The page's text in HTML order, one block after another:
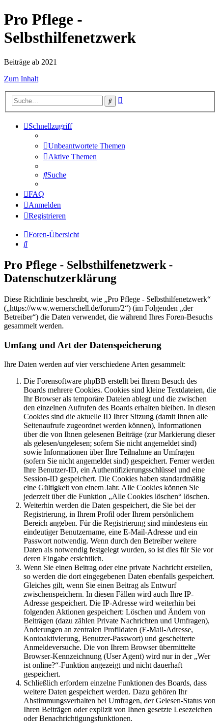
Pro Pflege -
Selbsthilfenetzwerk
Beiträge ab 2021
Zum Inhalt
Suche
Schnellzugriff
Unbeantwortete Themen
Aktive Themen
Suche
FAQ
Anmelden
Registrieren
Foren-Übersicht
Suche
Pro Pflege - Selbsthilfenetzwerk -
Datenschutzerklärung
Diese Richtlinie beschreibt, wie „Pro Pflege - Selbsthilfenetzwerk“
(„https://www.wernerschell.de/forum/2“) (im Folgenden „der
Betreiber“) die Daten verwendet, die während Ihres Foren-Besuchs
gesammelt werden.
Umfang und Art der Datenspeicherung
Ihre Daten werden auf vier verschiedene Arten gesammelt:
Die Forensoftware phpBB erstellt bei Ihrem Besuch des
Boards mehrere Cookies. Cookies sind kleine Textdateien, die
Ihr Browser als temporäre Dateien ablegt und die zwischen
den einzelnen Aufrufen des Boards erhalten bleiben. In diesen
Cookies sind die aktuelle ID Ihrer Sitzung (damit Ihnen alle
Seitenaufrufe zugeordnet werden können), Informationen
über die von Ihnen gelesenen Beiträge (zur Markierung dieser
als gelesen/ungelesen; sofern Sie nicht angemeldet sind)
sowie Informationen über Ihre Teilnahme an Umfragen
(sofern Sie nicht angemeldet sind) gespeichert. Ferner werden
Ihre Benutzer-ID, ein Authentifizierungsschlüssel und eine
Session-ID gespeichert. Die Cookies haben standardmäßig
eine Gültigkeit von einem Jahr. Alle Cookies können Sie
jederzeit über die Funktion „Alle Cookies löschen“ löschen.
Weiterhin werden die Daten gespeichert, die Sie bei der
Registrierung, in Ihrem Profil oder Ihrem persönlichem
Bereich angeben. Für die Registrierung sind mindestens ein
eindeutiger Benutzername, eine E-Mail-Adresse und ein
Passwort notwendig. Wenn durch den Betreiber weitere
Daten als notwendig festgelegt wurden, so ist dies für Sie vor
deren Eingabe ersichtlich.
Wenn Sie einen Beitrag oder eine private Nachricht erstellen,
so werden die dort eingegebenen Daten ebenfalls gespeichert.
Gleiches gilt, wenn Sie einen Beitrag als Entwurf
zwischenspeichern. In diesen Fällen wird auch Ihre IP-
Adresse gespeichert. Die IP-Adresse wird weiterhin bei
folgenden Aktionen gespeichert: Löschen und Ändern von
Beiträgen (dazu zählen Private Nachrichten und Umfragen),
Änderungen an zentralen Profildaten (E-Mail-Adresse,
Kontoaktivierung, Benutzer-Passwort) und gescheiterte
Anmeldeversuche. Die von Ihrem Browser übermittelte
Browser-Kennzeichnung (User Agent) wird nur in der „Wer
ist online?“-Funktion angezeigt und nicht dauerhaft
gespeichert.
Schließlich erfordern einzelne Funktionen des Boards, dass
weitere Daten gespeichert werden. Dazu gehören Ihr
Abstimmungsverhalten bei Umfragen, der Gelesen-Status von
Ihren Beiträgen oder explizit von Ihnen gesetzte Lesezeichen
oder Benachrichtigungsfunktionen.